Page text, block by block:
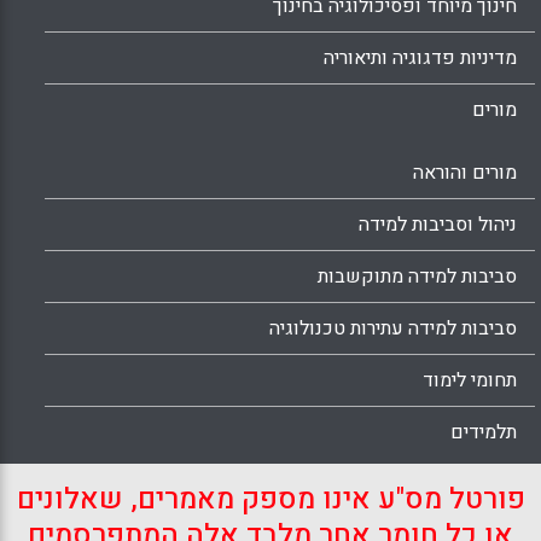
חינוך מיוחד ופסיכולוגיה בחינוך
מדיניות פדגוגיה ותיאוריה
מורים
מורים והוראה
ניהול וסביבות למידה
סביבות למידה מתוקשבות
סביבות למידה עתירות טכנולוגיה
תחומי לימוד
תלמידים
פורטל מס"ע אינו מספק מאמרים, שאלונים